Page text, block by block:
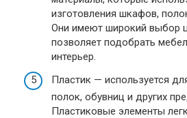
изготовления шкафов,
Они имеют широкий выбор
позволяет подобрать
интерьер.
Пластик — используется
полок, обувниц и других
Пластиковые элементы